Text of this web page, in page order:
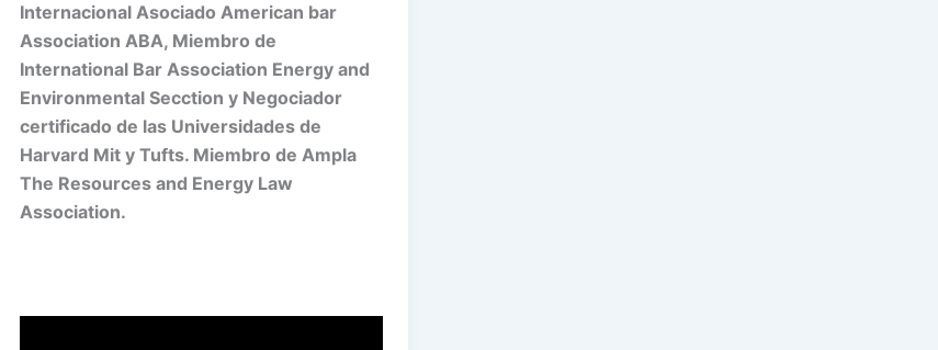
Internacional Asociado American bar
Association ABA, Miembro de
International Bar Association Energy and
Environmental Secction y Negociador
certificado de las Universidades de
Harvard Mit y Tufts. Miembro de Ampla
The Resources and Energy Law
Association.